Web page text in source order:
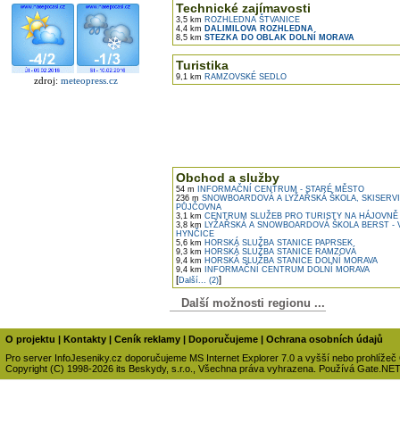
zdroj: meteopress.cz
Technické zajímavosti
3,5 km ROZHLEDNA ŠTVANICE
4,4 km DALIMILOVA ROZHLEDNA
8,5 km STEZKA DO OBLAK DOLNÍ MORAVA
Turistika
9,1 km RAMZOVSKÉ SEDLO
Obchod a služby
54 m INFORMAČNÍ CENTRUM - STARÉ MĚSTO
236 m SNOWBOARDOVÁ A LYŽAŘSKÁ ŠKOLA,
PŮJČOVNA
3,1 km CENTRUM SLUŽEB PRO TURISTY NA HÁJOVNĚ
3,8 km LYŽAŘSKÁ A SNOWBOARDOVÁ ŠKOLA BERST -
HYNČICE
5,6 km HORSKÁ SLUŽBA STANICE PAPRSEK
9,3 km HORSKÁ SLUŽBA STANICE RAMZOVÁ
9,4 km HORSKÁ SLUŽBA STANICE DOLNÍ MORAVA
9,4 km INFORMAČNÍ CENTRUM DOLNÍ MORAVA
[Další... (2)]
Další možnosti regionu ...
O projektu | Kontakty | Ceník reklamy | Doporučujeme | Ochrana osobních údajů
Pro server InfoJeseniky.cz doporučujeme MS Internet Explorer 7.0 a vyšší nebo prohlížeč
Copyright (C) 1998-2026 its Beskydy, s.r.o., Všechna práva vyhrazena. Používá